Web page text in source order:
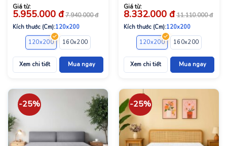
Giá từ:
5.955.000 đ 7.940.000đ
Kích thước (Cm):120x200
120x200
160x200 200x220
Xem chi tiết Mua ngay
Giá từ:
8.332.000 đ 11.110.000đ
Kích thước (Cm):120x200
120x200
160x200
Xem chi tiết Mua ngay
-25% -25%